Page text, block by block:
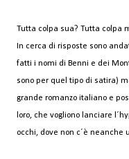
Tutta colpa sua? Tutta colpa
In cerca di risposte sono
fatti i nomi di Benni e dei
sono per quel tipo di satira)
grande romanzo italiano e
loro, che vogliono lanciare
occhi, dove non c´è neanche